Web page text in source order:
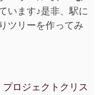
います♪是非、駅に
ツリーを作ってみ
プロジェクトクリス